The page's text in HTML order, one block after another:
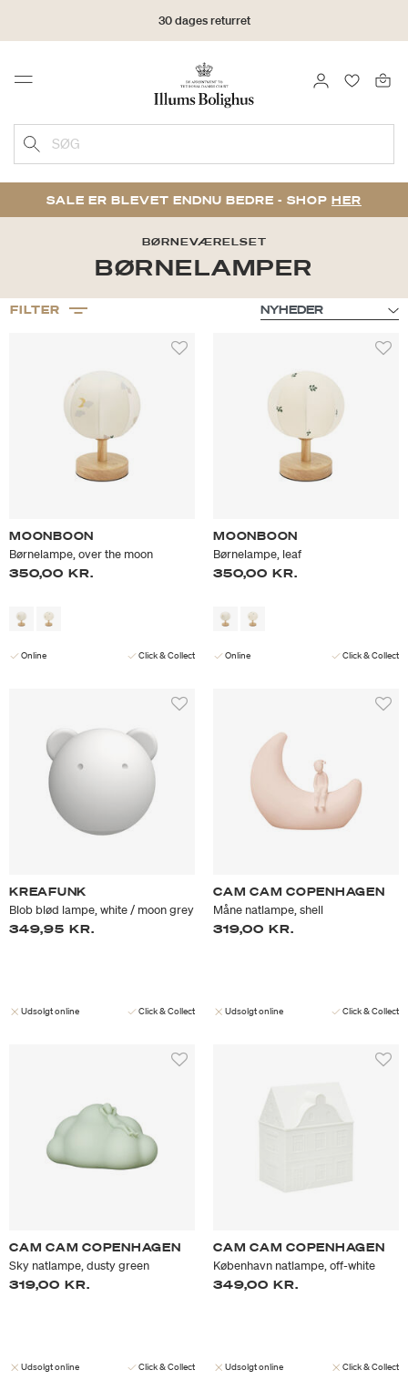
30 dages returret
Menu LOG IND
SØG
SALE ER BLEVET ENDNU BEDRE - SHOP HER
BØRNEVÆRELSET
BØRNELAMPER
FILTER
MOONBOON
Børnelampe, over the moon
350,00 KR.
Online Click & Collect
MOONBOON
Børnelampe, leaf
350,00 KR.
Online Click & Collect
KREAFUNK
Blob blød lampe, white / moon grey
349,95 KR.
Udsolgt online Click & Collect
CAM CAM COPENHAGEN
Måne natlampe, shell
319,00 KR.
Udsolgt online Click & Collect
CAM CAM COPENHAGEN
Sky natlampe, dusty green
319,00 KR.
Udsolgt online Click & Collect
CAM CAM COPENHAGEN
København natlampe, off-white
349,00 KR.
Udsolgt online Click & Collect